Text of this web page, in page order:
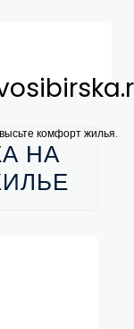
комфорт жилья.
НА